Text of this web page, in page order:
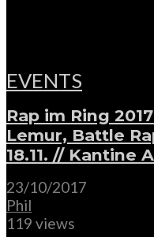
EVENTS
Rap im Ring
Lemur, Battle
18.11. // Kantine
23/10/2017
Phil
119 views